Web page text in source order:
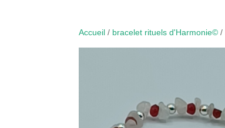
Accueil / bracelet rituels d'Harmonie© /